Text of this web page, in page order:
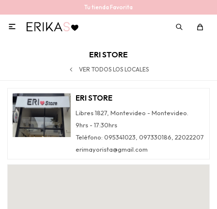
Tu tienda Favorita

ERI STORE
VER TODOS LOS LOCALES
ERI STORE
Libres 1827, Montevideo - Montevideo.
9hrs - 17:30hrs
Teléfono: 095341023, 097330186, 22022207
erimayorista@gmail.com